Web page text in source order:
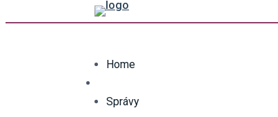
Home
Správy